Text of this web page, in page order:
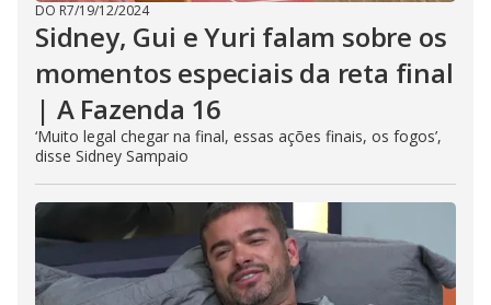
DO R7/19/12/2024
Sidney, Gui e Yuri falam sobre os
momentos especiais da reta final
| A Fazenda 16
‘Muito legal chegar na final, essas ações finais, os fogos’,
disse Sidney Sampaio